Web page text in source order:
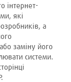
інтернет-
які
а
заміну його
системи.